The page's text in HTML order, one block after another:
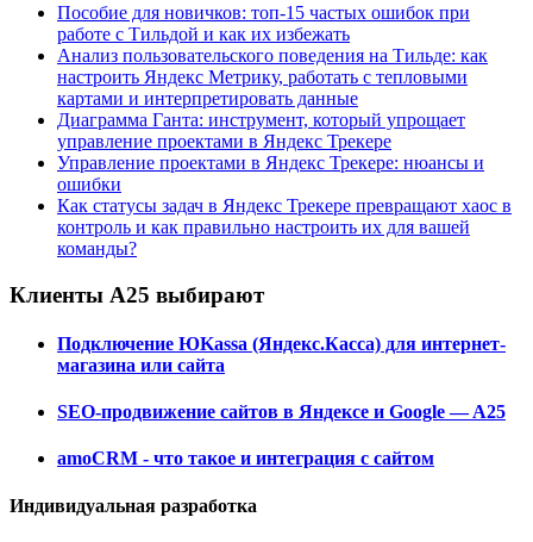
Пособие для новичков: топ-15 частых ошибок при
работе с Тильдой и как их избежать
Анализ пользовательского поведения на Тильде: как
настроить Яндекс Метрику, работать с тепловыми
картами и интерпретировать данные
Диаграмма Ганта: инструмент, который упрощает
управление проектами в Яндекс Трекере
Управление проектами в Яндекс Трекере: нюансы и
ошибки
Как статусы задач в Яндекс Трекере превращают хаос в
контроль и как правильно настроить их для вашей
команды?
Клиенты А25 выбирают
Подключение ЮKassa (Яндекс.Касса) для интернет-
магазина или сайта
SEO-продвижение сайтов в Яндексе и Google — A25
amoCRM - что такое и интеграция с сайтом
Индивидуальная разработка